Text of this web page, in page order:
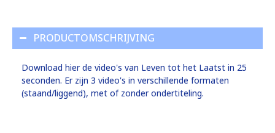
PRODUCTOMSCHRIJVING
Download hier de video's van Leven tot het Laatst in 25
seconden. Er zijn 3 video's in verschillende formaten
(staand/liggend), met of zonder ondertiteling.